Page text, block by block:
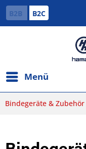
B2B B2C
Menü
Bindegeräte & Zubehör